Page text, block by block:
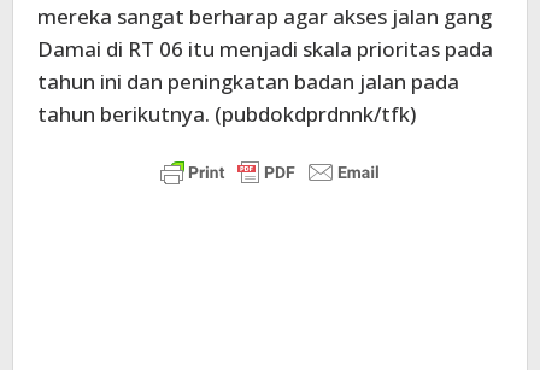
mereka sangat berharap agar akses jalan gang
Damai di RT 06 itu menjadi skala prioritas pada
tahun ini dan peningkatan badan jalan pada
tahun berikutnya. (pubdokdprdnnk/tfk)